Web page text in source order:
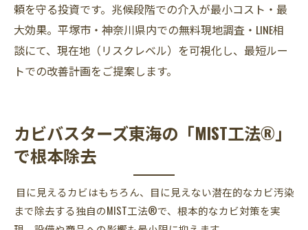
頼を守る投資です。兆候段階での介入が最小コスト・最
大効果。平塚市・神奈川県内での無料現地調査・LINE相
談にて、現在地（リスクレベル）を可視化し、最短ルー
トでの改善計画をご提案します。
カビバスターズ東海の「MIST工法®」
で根本除去
目に見えるカビはもちろん、目に見えない潜在的なカビ汚染
まで除去する独自のMIST工法®で、根本的なカビ対策を実